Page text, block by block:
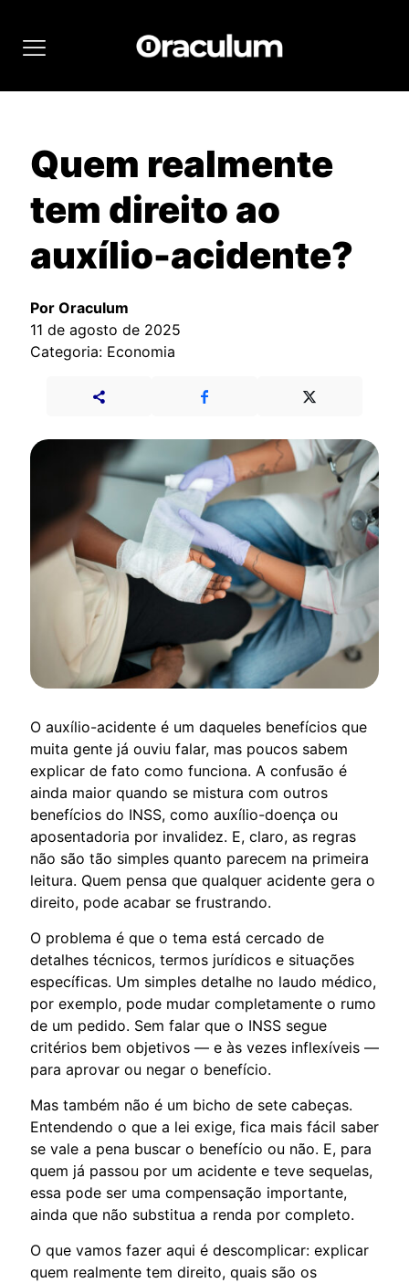
Quem realmente
tem direito ao
auxílio-acidente?
Por Oraculum
11 de agosto de 2025
Categoria: Economia
O auxílio-acidente é um daqueles benefícios que
muita gente já ouviu falar, mas poucos sabem
explicar de fato como funciona. A confusão é
ainda maior quando se mistura com outros
benefícios do INSS, como auxílio-doença ou
aposentadoria por invalidez. E, claro, as regras
não são tão simples quanto parecem na primeira
leitura. Quem pensa que qualquer acidente gera o
direito, pode acabar se frustrando.
O problema é que o tema está cercado de
detalhes técnicos, termos jurídicos e situações
específicas. Um simples detalhe no laudo médico,
por exemplo, pode mudar completamente o rumo
de um pedido. Sem falar que o INSS segue
critérios bem objetivos — e às vezes inflexíveis —
para aprovar ou negar o benefício.
Mas também não é um bicho de sete cabeças.
Entendendo o que a lei exige, fica mais fácil saber
se vale a pena buscar o benefício ou não. E, para
quem já passou por um acidente e teve sequelas,
essa pode ser uma compensação importante,
ainda que não substitua a renda por completo.
O que vamos fazer aqui é descomplicar: explicar
quem realmente tem direito, quais são os